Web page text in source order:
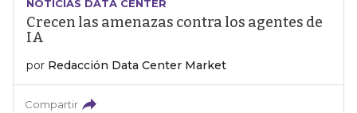
NOTICIAS DATA CENTER
Crecen las amenazas contra los agentes de
IA
por Redacción Data Center Market
Compartir